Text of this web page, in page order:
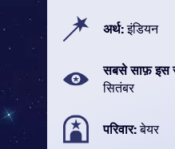
अर्थ:इंडियन
सबसे साफ़ इस
सितंबर
परिवार:बेयर